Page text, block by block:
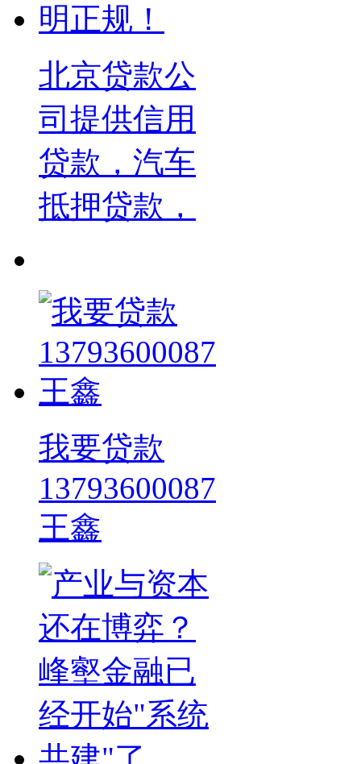
北京贷款公
司提供信用
贷款，汽车
抵押贷款，
我要贷款
13793600087
王鑫